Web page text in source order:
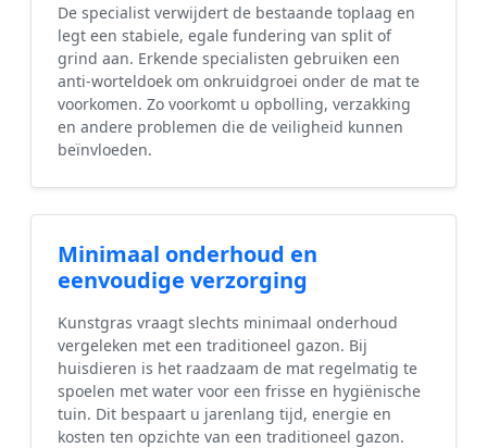
De specialist verwijdert de bestaande toplaag en
legt een stabiele, egale fundering van split of
grind aan. Erkende specialisten gebruiken een
anti-worteldoek om onkruidgroei onder de mat te
voorkomen. Zo voorkomt u opbolling, verzakking
en andere problemen die de veiligheid kunnen
beïnvloeden.
Minimaal onderhoud en
eenvoudige verzorging
Kunstgras vraagt slechts minimaal onderhoud
vergeleken met een traditioneel gazon. Bij
huisdieren is het raadzaam de mat regelmatig te
spoelen met water voor een frisse en hygiënische
tuin. Dit bespaart u jarenlang tijd, energie en
kosten ten opzichte van een traditioneel gazon.